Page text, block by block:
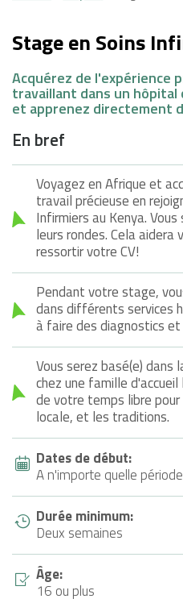
Stage en Soins
Acquérez de l'expérience
travaillant dans un hôpital
et apprenez directement
En bref
Voyagez en Afrique et
travail précieuse en
Infirmiers au Kenya.
leurs rondes. Cela
ressortir votre CV!
Pendant votre stage,
dans différents services
à faire des diagnostics
Vous serez basé(e) dans
chez une famille
de votre temps libre
locale, et les traditions.
Dates de début:
A n'importe quelle période
Durée minimum:
Deux semaines
Âge:
16 ou plus